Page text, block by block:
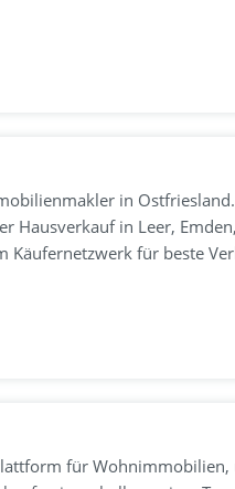
in
Hausverkauf in Leer,
für beste
für Wohnimmobilien,